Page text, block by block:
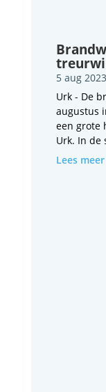
5 aug 2023
Urk - De
augustus
een grote
Urk. In de
Lees meer